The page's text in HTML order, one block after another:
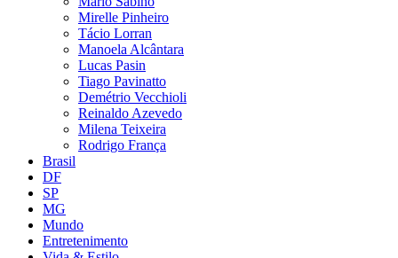
Mirelle Pinheiro
Tácio Lorran
Manoela Alcântara
Lucas Pasin
Tiago Pavinatto
Demétrio Vecchioli
Reinaldo Azevedo
Milena Teixeira
Rodrigo França
Brasil
DF
SP
MG
Mundo
Entretenimento